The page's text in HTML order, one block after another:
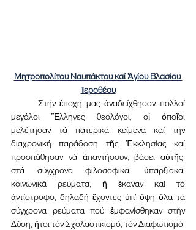
Μητροπολίτου Ναυπάκτου καί Ἁγίου Βλασίου
Ἱεροθέου
μεγάλοι Ἕλληνες θεολόγοι, οἱ ὁποῖοι
μελέτησαν τά πατερικά κείμενα καί τήν
διαχρονική παράδοση τῆς Ἐκκλησίας καί
προσπάθησαν νά ἀπαντήσουν, βάσει αὐτῆς,
στά σύγχρονα φιλοσοφικά, ὑπαρξιακά,
κοινωνικά ρεύματα, ἤ ἔκαναν καί τό
ἀντίστροφο, δηλαδή ἔχοντες ὑπ’ ὄψη ὅλα τά
σύγχρονα ρεύματα πού ἐμφανίσθηκαν στήν
Δύση, ἤτοι τόν Σχολαστικισμό, τόν Διαφωτισμό,